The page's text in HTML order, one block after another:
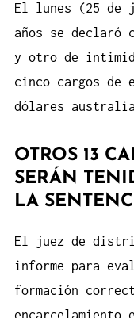
El lunes (25 de
años se declaró
y otro de
cinco cargos de
dólares
OTROS 13
SERÁN
LA
El juez de
informe para
formación
encarcelamiento